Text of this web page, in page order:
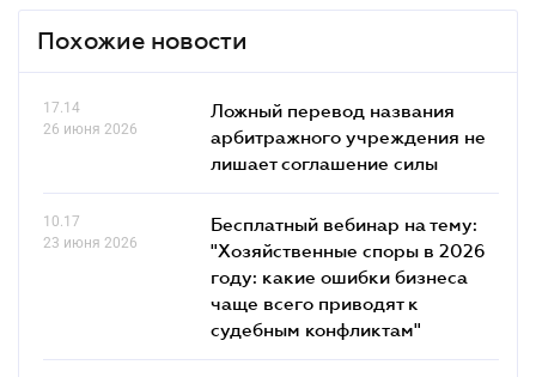
Похожие новости
17.14
26 июня 2026
Ложный перевод названия
арбитражного учреждения не
лишает соглашение силы
10.17
23 июня 2026
Бесплатный вебинар на тему:
"Хозяйственные споры в 2026
году: какие ошибки бизнеса
чаще всего приводят к
судебным конфликтам"